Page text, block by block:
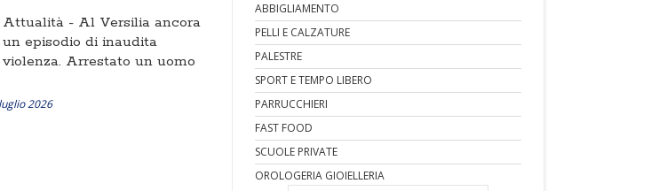
Attualità - Al Versilia ancora
un episodio di inaudita
violenza. Arrestato un uomo
2026
ABBIGLIAMENTO
PELLI E CALZATURE
PALESTRE
SPORT E TEMPO LIBERO
PARRUCCHIERI
FAST FOOD
SCUOLE PRIVATE
OROLOGERIA GIOIELLERIA